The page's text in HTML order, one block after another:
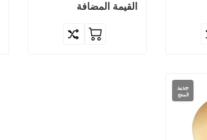
القيمة المضافة
جديد
المنتج